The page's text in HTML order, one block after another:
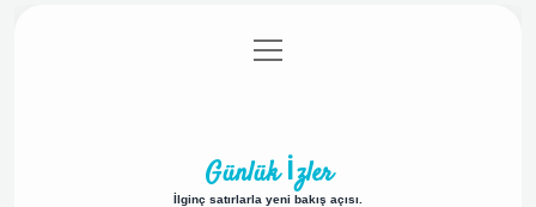
Gizlilik Politikası
menüyü
aç
Günlük İzler
İlginç satırlarla yeni bakış açısı.